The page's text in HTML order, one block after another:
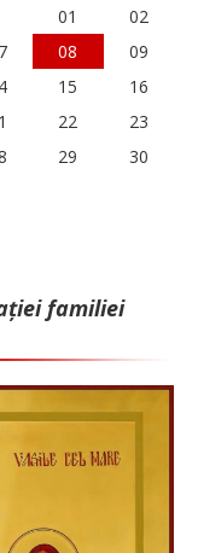
01
02
08
09
15
16
22
23
29
30
familiei